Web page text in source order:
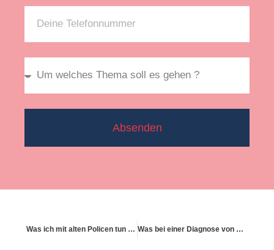
Absenden
Was ich mit alten Policen tun kann Was bei einer Diagnose von Krebs versichert sein kann